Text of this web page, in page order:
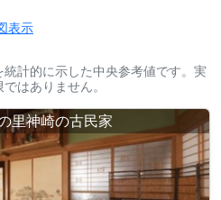
表示
計的に示した中央参考値です。実
はありません。
里神崎の古民家